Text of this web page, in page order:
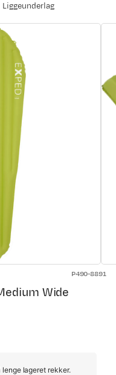
Liggeunderlag
P490-8891
Wide
lageret rekker.